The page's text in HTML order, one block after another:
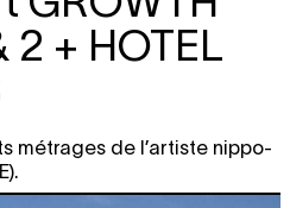
GG ALLIN AND
free
PUNK SINGER free
2 + HOTEL
métrages de l’artiste nippo-